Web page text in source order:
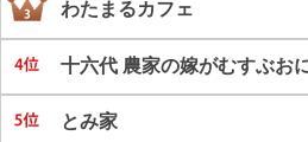
わたまるカフェ
十六代 農家の嫁がむすぶお
とみ家